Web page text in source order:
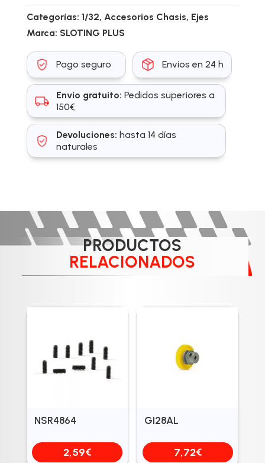
Categorías: 1/32, Accesorios Chasis, Ejes
Marca: SLOTING PLUS
Pago seguro Envíos en 24 h
Envío gratuito: Pedidos superiores a
150€
Devoluciones: hasta 14 días
naturales
PRODUCTOS
RELACIONADOS
NSR4864
2,59€
GI28AL
7,72€